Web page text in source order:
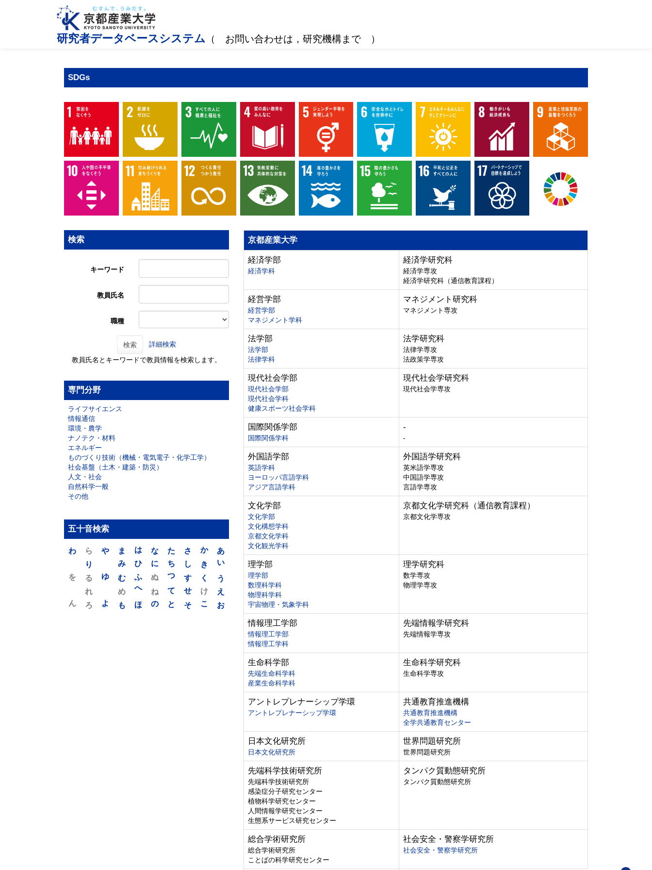
研究者データベースシステム （ お問い合わせは，研究機構まで ）
SDGs
検索
キーワード
教員氏名
職種
検索 詳細検索
教員氏名とキーワードで教員情報を検索します。
専門分野
ライフサイエンス
情報通信
環境・農学
ナノテク・材料
エネルギー
ものづくり技術（機械・電気電子・化学工学）
社会基盤（土木・建築・防災）
人文・社会
自然科学一般
その他
五十音検索
あ
い
う
え
お
か
き
く
け
こ
さ
し
す
せ
そ
た
ち
つ
て
と
な
に
ぬ
ね
の
は
ひ
ふ
へ
ほ
ま
み
む
め
も
や
ゆ
よ
ら
り
る
れ
ろ
わ
を
ん
京都産業大学
経済学部
経済学科
経済学研究科
経済学専攻
経済学研究科（通信教育課程）
経営学部
経営学部
マネジメント学科
マネジメント研究科
マネジメント専攻
法学部
法学部
法律学科
法学研究科
法律学専攻
法政策学専攻
現代社会学部
現代社会学部
現代社会学科
健康スポーツ社会学科
現代社会学研究科
現代社会学専攻
国際関係学部
国際関係学科
-
-
外国語学部
英語学科
ヨーロッパ言語学科
アジア言語学科
外国語学研究科
英米語学専攻
中国語学専攻
言語学専攻
文化学部
文化学部
文化構想学科
京都文化学科
文化観光学科
京都文化学研究科（通信教育課程）
京都文化学専攻
理学部
理学部
数理科学科
物理科学科
宇宙物理・気象学科
理学研究科
数学専攻
物理学専攻
情報理工学部
情報理工学部
情報理工学科
先端情報学研究科
先端情報学専攻
生命科学部
先端生命科学科
産業生命科学科
生命科学研究科
生命科学専攻
アントレプレナーシップ学環
アントレプレナーシップ学環
共通教育推進機構
共通教育推進機構
全学共通教育センター
日本文化研究所
日本文化研究所
世界問題研究所
世界問題研究所
先端科学技術研究所
先端科学技術研究所
感染症分子研究センター
植物科学研究センター
人間情報学研究センター
生態系サービス研究センター
タンパク質動態研究所
タンパク質動態研究所
総合学術研究所
総合学術研究所
ことばの科学研究センター
社会安全・警察学研究所
社会安全・警察学研究所